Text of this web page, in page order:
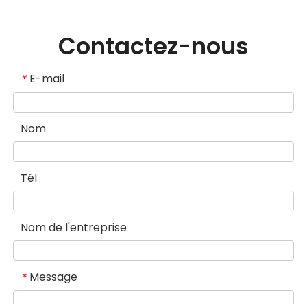
Contactez-nous
* E-mail
Nom
Tél
Nom de l'entreprise
* Message